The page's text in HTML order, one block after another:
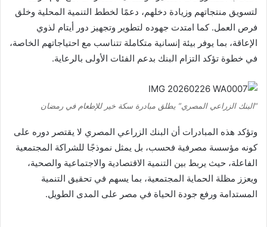
لتسويق منتجاتهم وزيادة دخلهم، دعمًا لخطط التنمية المحلية وخلق
فرص العمل. كما امتدت جهوده لتطوير وتجهيز دور أيتام لذوي
الإعاقة، بما يوفر بيئة إنسانية متكاملة تتناسب مع احتياجاتهم الخاصة،
في خطوة تؤكد التزام البنك بدعم الفئات الأولى بالرعاية.
“البنك الزراعي المصري” يطلق مبادرة سكة خير للإطعام في رمضان
وتؤكد هذه المبادرات أن البنك الزراعي المصري لا يقتصر دوره على
كونه مؤسسة مصرفية فحسب، بل يمثل نموذجًا للشراكة المجتمعية
الفاعلة، حيث يربط بين التنمية الاقتصادية والاجتماعية والصحية،
ويعزز مظلة الحماية المجتمعية، بما يسهم في تحقيق التنمية
المستدامة ورفع جودة الحياة في مصر على المدى الطويل.